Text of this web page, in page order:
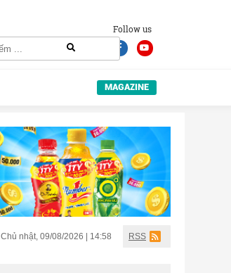
Follow us
MAGAZINE
Chủ nhật, 09/08/2026 | 14:58 RSS